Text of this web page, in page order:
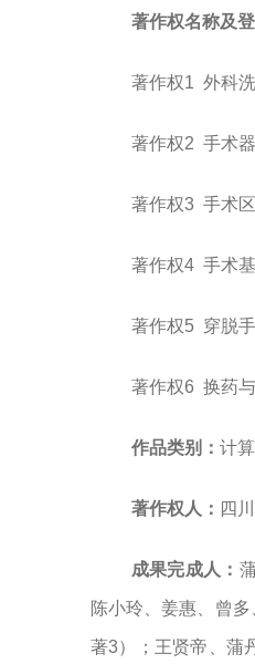
著作权名称及登
著作权1 外科
著作权2 手术
著作权3手术
著作权4手术
著作权5 穿脱
著作权6换药
作品类别 ：计
著作权人： 四
成果完成人：
陈小玲、姜惠、曾
著3）；王贤帝、蒲